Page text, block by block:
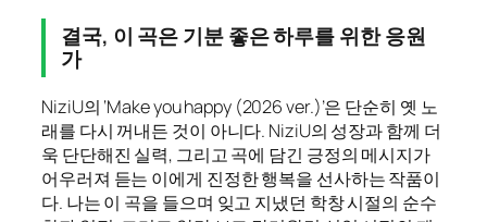
결국, 이 곡은 기분 좋은 하루를 위한 응원
가
NiziU의 ‘Make you happy (2026 ver.)’은 단순히 옛 노
래를 다시 꺼내든 것이 아니다. NiziU의 성장과 함께 더
욱 단단해진 실력, 그리고 곡에 담긴 긍정의 메시지가
어우러져 듣는 이에게 진정한 행복을 선사하는 작품이
다. 나는 이 곡을 들으며 잊고 지냈던 학창 시절의 순수